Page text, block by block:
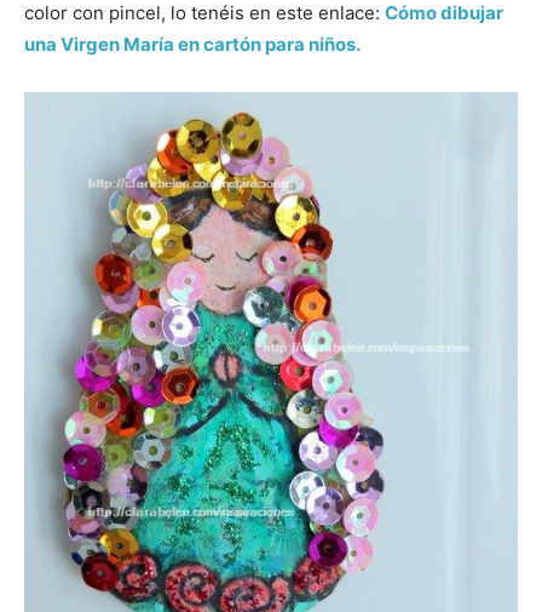
color con pincel, lo tenéis en este enlace: Cómo dibujar
una Virgen María en cartón para niños.